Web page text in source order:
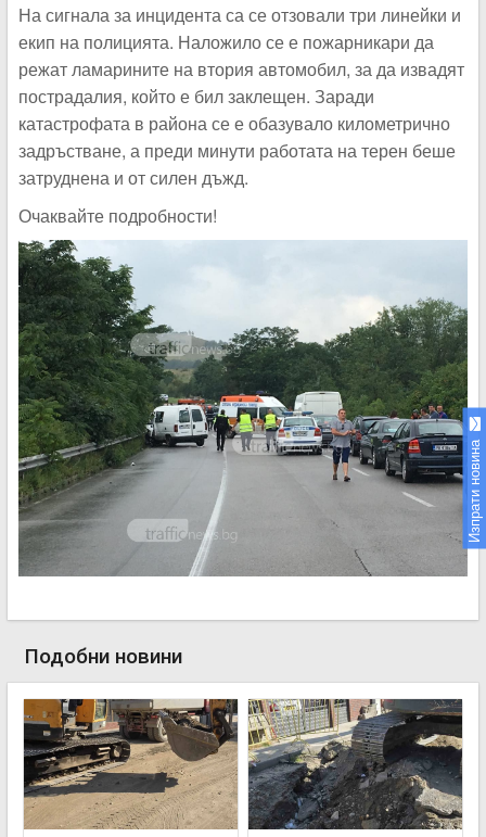
На сигнала за инцидента са се отзовали три линейки и
екип на полицията. Наложило се е пожарникари да
режат ламарините на втория автомобил, за да извадят
пострадалия, който е бил заклещен. Заради
катастрофата в района се е обазувало километрично
задръстване, а преди минути работата на терен беше
затруднена и от силен дъжд.
Очаквайте подробности!
Подобни новини
Изпрати новина